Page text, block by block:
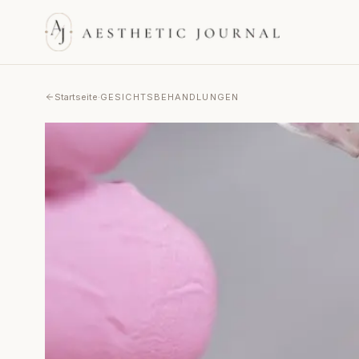
Startseite·GESICHTSBEHANDLUNGEN